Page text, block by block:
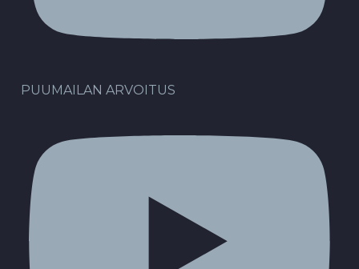
PUUMAILAN ARVOITUS